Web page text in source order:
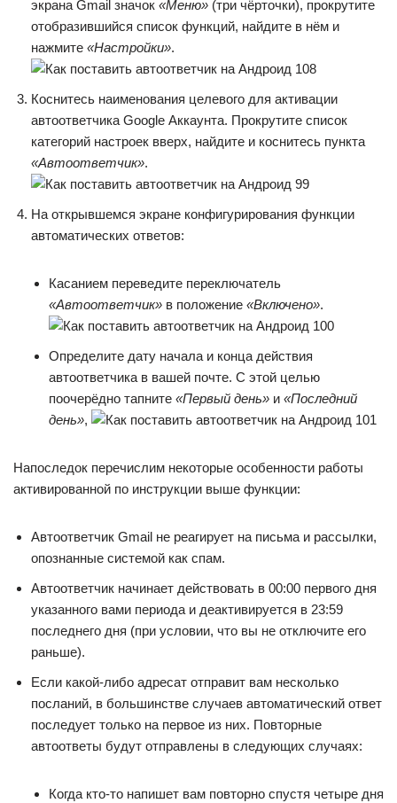
экрана Gmail значок «Меню» (три чёрточки), прокрутите
отобразившийся список функций, найдите в нём и
нажмите «Настройки».
Коснитесь наименования целевого для активации
автоответчика Google Аккаунта. Прокрутите список
категорий настроек вверх, найдите и коснитесь пункта
«Автоответчик».
На открывшемся экране конфигурирования функции
автоматических ответов:
Касанием переведите переключатель
«Автоответчик» в положение «Включено».
Определите дату начала и конца действия
автоответчика в вашей почте. С этой целью
поочерёдно тапните «Первый день» и «Последний
день»,
Напоследок перечислим некоторые особенности работы
активированной по инструкции выше функции:
Автоответчик Gmail не реагирует на письма и рассылки,
опознанные системой как спам.
Автоответчик начинает действовать в 00:00 первого дня
указанного вами периода и деактивируется в 23:59
последнего дня (при условии, что вы не отключите его
раньше).
Если какой-либо адресат отправит вам несколько
посланий, в большинстве случаев автоматический ответ
последует только на первое из них. Повторные
автоответы будут отправлены в следующих случаях:
Когда кто-то напишет вам повторно спустя четыре дня